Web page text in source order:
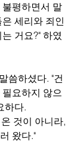
평하면서 말
세리와 죄인
거요?" 하였
씀하셨다. "건
요하지 않으
하다.
것이 아니라,
왔다."